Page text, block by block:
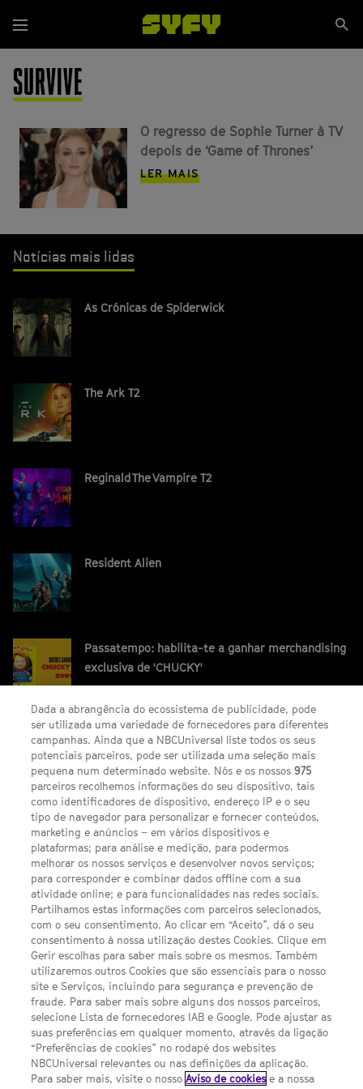
para
o
conteúdo
principal
Menu
SURVIVE
O regresso de Sophie Turner à TV
depois de ‘Game of Thrones’
LER MAIS
Notícias mais lidas
As Crónicas de Spiderwick
The Ark T2
Reginald The Vampire T2
Resident Alien
Passatempo: habilita-te a ganhar merchandising
exclusiva de 'CHUCKY'
SEGUE-NOS
FACEBOOK
TWITTER
YOUTUBEINSTAGRAM
LINKS ÚTEIS
Escolhas de Anúncios
Política de privacidade
Termos E Condições
FILMES
UMA DIVISÃO DA NBCUNIVERSAL
Dada a abrangência do ecossistema de publicidade, pode
ser utilizada uma variedade de fornecedores para diferentes
campanhas. Ainda que a NBCUniversal liste todos os seus
potenciais parceiros, pode ser utilizada uma seleção mais
pequena num determinado website. Nós e os nossos975
parceiros recolhemos informações do seu dispositivo, tais
como identificadores de dispositivo, endereço IP e o seu
tipo de navegador para personalizar e fornecer conteúdos,
marketing e anúncios – em vários dispositivos e
plataformas; para análise e medição, para podermos
melhorar os nossos serviços e desenvolver novos serviços;
para corresponder e combinar dados offline com a sua
atividade online; e para funcionalidades nas redes sociais.
Partilhamos estas informações com parceiros selecionados,
com o seu consentimento. Ao clicar em “Aceito”, dá o seu
consentimento à nossa utilização destes Cookies. Clique em
Gerir escolhas para saber mais sobre os mesmos. Também
utilizaremos outros Cookies que são essenciais para o nosso
site e Serviços, incluindo para segurança e prevenção de
fraude. Para saber mais sobre alguns dos nossos parceiros,
selecione Lista de fornecedores IAB e Google. Pode ajustar as
suas preferências em qualquer momento, através da ligação
“Preferências de cookies” no rodapé dos websites
NBCUniversal relevantes ou nas definições da aplicação.
Para saber mais, visite o nossoAviso de cookies e a nossa